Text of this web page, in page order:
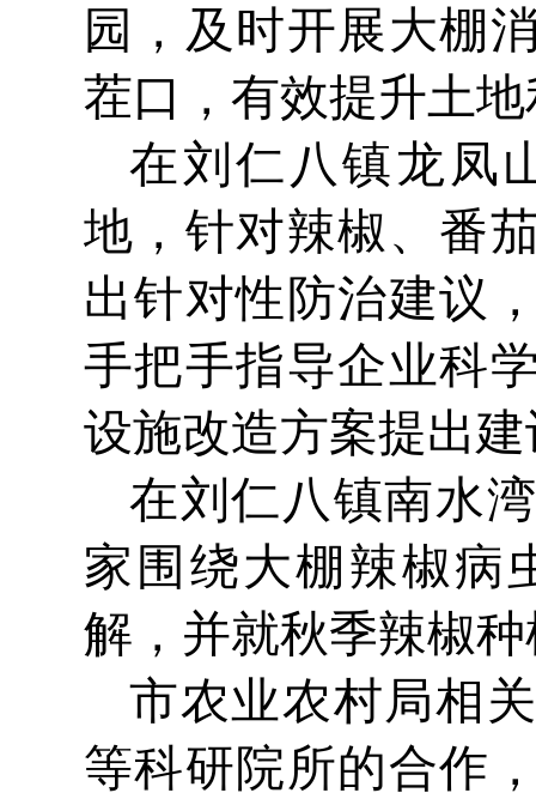
园，及时开展大棚
茬口，有效提升土
在刘仁八镇龙凤
地，针对辣椒、番
出针对性防治建议
手把手指导企业科
设施改造方案提出
在刘仁八镇南水
家围绕大棚辣椒病
解，并就秋季辣椒
市农业农村局相
等科研院所的合作